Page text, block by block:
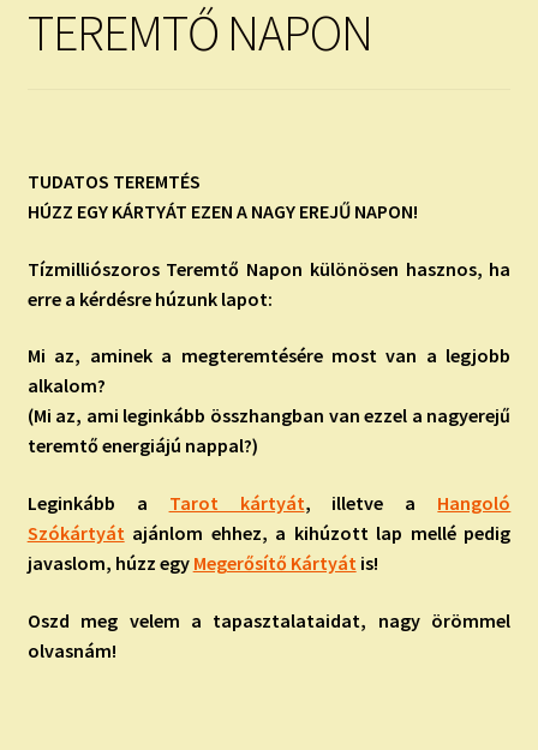
ISMERJ MEG!
IRATKOZZ FEL A VIDEÓ CSATORNÁNKRA!
AJÁNDÉKOKKAL!
TEREMTŐ NAPON
TUDATOS TEREMTÉS
HÚZZ EGY KÁRTYÁT EZEN A NAGY EREJŰ NAPON!
Tízmilliószoros Teremtő Napon különösen hasznos, ha
erre a kérdésre húzunk lapot:
Mi az, aminek a megteremtésére most van a legjobb
alkalom?
(Mi az, ami leginkább összhangban van ezzel a nagyerejű
teremtő energiájú nappal?)
Leginkább a Tarot kártyát, illetve a Hangoló
Szókártyát ajánlom ehhez, a kihúzott lap mellé pedig
javaslom, húzz egy Megerősítő Kártyát is!
Oszd meg velem a tapasztalataidat, nagy örömmel
olvasnám!